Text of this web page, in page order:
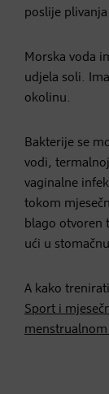
poslije
Morska voda
udjela soli.
okolinu.
Bakterije se
vodi,
vaginalne
tokom
blago otvoren
ući u
A kako
Sport i
menstrualnom